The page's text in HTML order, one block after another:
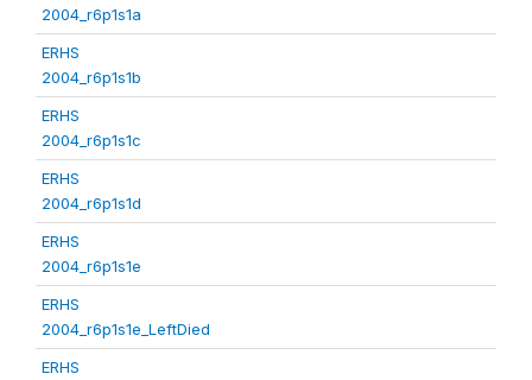
2004_r6p1s1a
ERHS
2004_r6p1s1b
ERHS
2004_r6p1s1c
ERHS
2004_r6p1s1d
ERHS
2004_r6p1s1e
ERHS
2004_r6p1s1e_LeftDied
ERHS